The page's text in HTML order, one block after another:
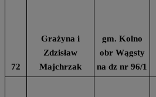
72
Grażyna i
Zdzisław
Majchrzak
gm. Kolno
obr Wągsty
na dz nr 96/1